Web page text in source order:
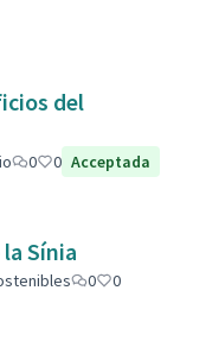
del
0 0 Acceptada
Sínia
0
0